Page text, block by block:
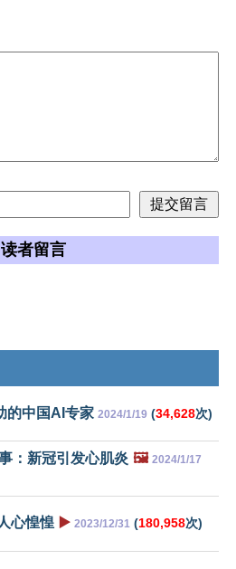
读者留言
的中国AI专家 2024/1/19 (34,628次)
：新冠引发心肌炎 🖼️ 2024/1/17
心惶惶 ▶️ 2023/12/31 (180,958次)